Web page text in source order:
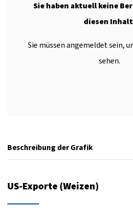
Sie haben aktuell keine
diesen
Sie müssen angemeldet sein,
sehen.
Beschreibung der Grafik
US-Exporte (Weizen)